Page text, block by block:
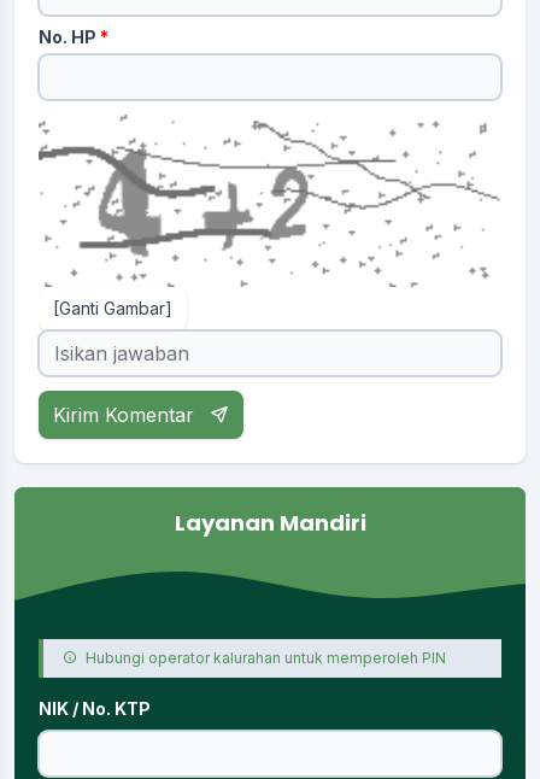
No. HP *
[Ganti Gambar]
Kirim Komentar
Layanan Mandiri
Hubungi operator kalurahan untuk memperoleh PIN
NIK / No. KTP